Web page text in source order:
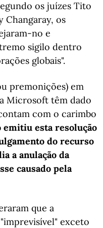
os juízes Tito
Changaray, os
no e
sigilo dentro
globais".
premonições) em
Microsoft têm dado
com o carimbo
esta resolução
do recurso
a anulação da
causado pela
que a
exceto